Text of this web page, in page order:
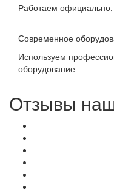
Работаем официально,
Современное
Используем
оборудование
Отзывы